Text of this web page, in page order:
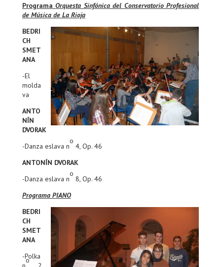
ProgramaOrquesta Sinfónica del Conservatorio Profesional
de Música de La Rioja
BEDRI
CH
SMET
ANA
-El
molda
va
ANTO
NÍN
DVORAK
-Danza eslava n
o
4, Op. 46
ANTONÍN DVORAK
-Danza eslava n
o
8, Op. 46
Programa PIANO
BEDRI
CH
SMET
ANA
-Polka
o